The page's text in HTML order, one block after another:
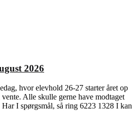
2026
hvor elevhold 26-27 starter året op
Alle skulle gerne have modtaget
Har I spørgsmål, så ring 6223 1328 I kan